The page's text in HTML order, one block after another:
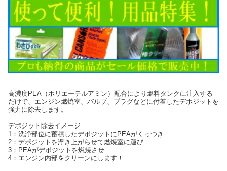
高濃度PEA（ポリエーテルアミン）配合により燃料タンクに注入する
だけで、エンジン燃焼室、バルブ、プラグなどに付着したデポジットを
強力に除去します。
デポジット除去イメージ
1：洗浄部位に蓄積したデポジットにPEAがくっつき
2：デポジットを浮き上がらせて燃焼室に運び
3：PEAがデポジットを燃焼させ
4：エンジン内部をクリーンにします！